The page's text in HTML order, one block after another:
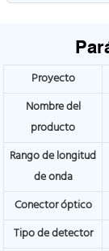
Proyecto
Nombre del
producto
Rango de longitud
de onda
Conector óptico
Tipo de detector